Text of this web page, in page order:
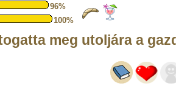
96%
100%
meg utoljára a